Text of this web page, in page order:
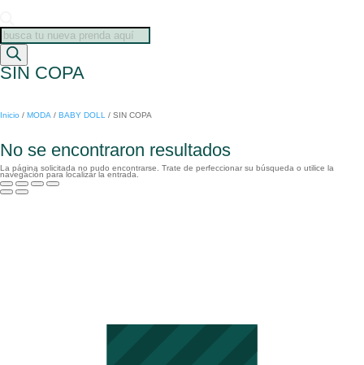
Búsqueda
de
productos
SIN COPA
Inicio / MODA / BABY DOLL / SIN COPA
No se encontraron resultados
La página solicitada no pudo encontrarse. Trate de perfeccionar su búsqueda o utilice la
navegación para localizar la entrada.